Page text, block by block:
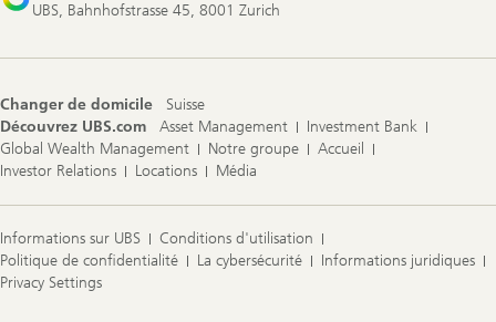
UBS, Bahnhofstrasse 45, 8001 Zurich
Changer de domicile
Suisse
Découvrez UBS.com
Asset Management
Investment Bank
Global Wealth Management
Notre groupe
Accueil
Investor Relations
Locations Média
Informations sur UBS
Conditions d'utilisation
Politique de confidentialité
La cybersécurité
Informations juridiques
Privacy Settings